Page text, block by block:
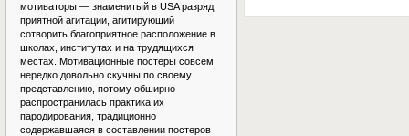
мотиваторы — знаменитый в USA разряд
приятной агитации, агитирующий
сотворить благоприятное расположение в
школах, институтах и на трудящихся
местах. Мотивационные постеры совсем
нередко довольно скучны по своему
представлению, потому обширно
распространилась практика их
пародирования, традиционно
содержавшаяся в составлении постеров